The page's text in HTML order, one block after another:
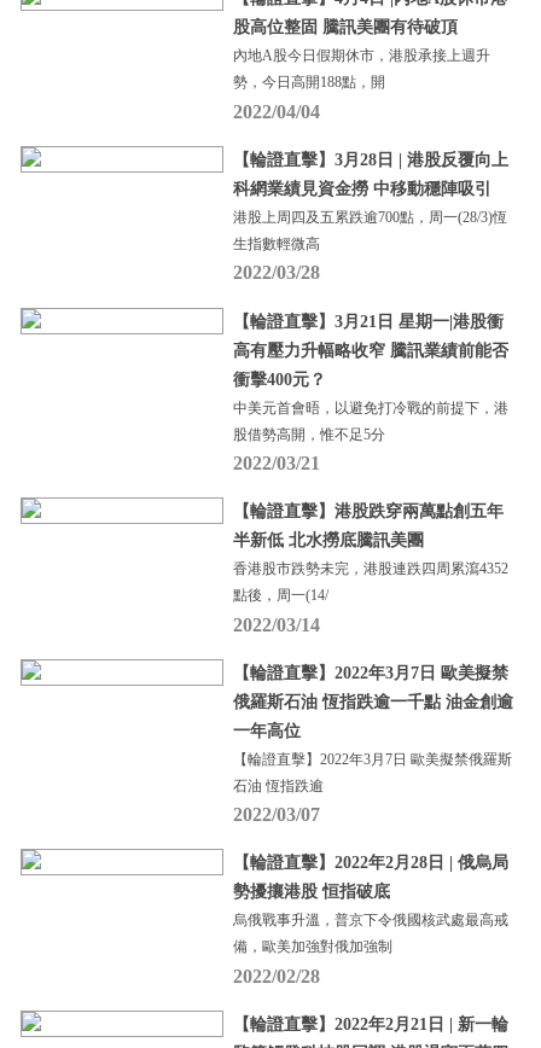
股高位整固 騰訊美團有待破頂
內地A股今日假期休市，港股承接上週升
勢，今日高開188點，開
2022/04/04
【輪證直擊】3月28日 | 港股反覆向上
科網業績見資金撈 中移動穩陣吸引
港股上周四及五累跌逾700點，周一(28/3)恆
生指數輕微高
2022/03/28
【輪證直擊】3月21日 星期一|港股衝
高有壓力升幅略收窄 騰訊業績前能否
衝擊400元？
中美元首會晤，以避免打冷戰的前提下，港
股借勢高開，惟不足5分
2022/03/21
【輪證直擊】港股跌穿兩萬點創五年
半新低 北水撈底騰訊美團
香港股市跌勢未完，港股連跌四周累瀉4352
點後，周一(14/
2022/03/14
【輪證直擊】2022年3月7日 歐美擬禁
俄羅斯石油 恆指跌逾一千點 油金創逾
一年高位
【輪證直擊】2022年3月7日 歐美擬禁俄羅斯
石油 恆指跌逾
2022/03/07
【輪證直擊】2022年2月28日 | 俄烏局
勢擾攘港股 恒指破底
烏俄戰事升溫，普京下令俄國核武處最高戒
備，歐美加強對俄加強制
2022/02/28
【輪證直擊】2022年2月21日 | 新一輪